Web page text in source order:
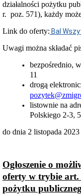
spraw
w
Moja
Przetargi
Platforma
zakupowa
Zamówienia
publiczne
Konkursy
Dzierżawa
teletechnicznej
o
udzielenie
zamówień
publicznych
działalności pożytku
r. poz. 571), każdy
Link do oferty: Bal
Uwagi można składać
bezpośrednio,
11
drogą
listownie na
Polskiego 2-3,
do dnia 2 listopada
Ogłoszenie o
oferty w trybie art.
pożytku